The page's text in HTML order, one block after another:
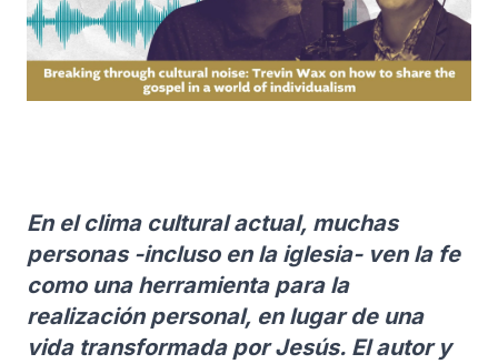
En el clima cultural actual, muchas
personas -incluso en la iglesia- ven la fe
como una herramienta para la
realización personal, en lugar de una
vida transformada por Jesús. El autor y